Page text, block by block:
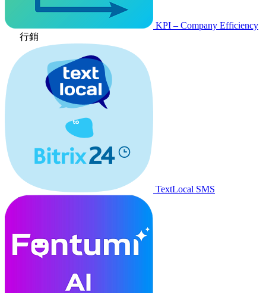
KPI – Company Efficiency
行銷
TextLocal SMS